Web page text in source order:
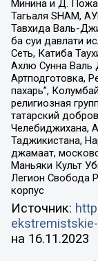
Минина и Д.
Тагьаля SHAM,
Тавхида Валь-
ба суи давлати
Сеть, Катиба
Ахлю Сунна Валь
Артподготовка,
пахарь”,
религиозная
татарский
Челебиджихана,
Таджикистана,
джамаат,
Маньяки Культ
Легион Свобода
корпус
Источник:
на 16.11.2023